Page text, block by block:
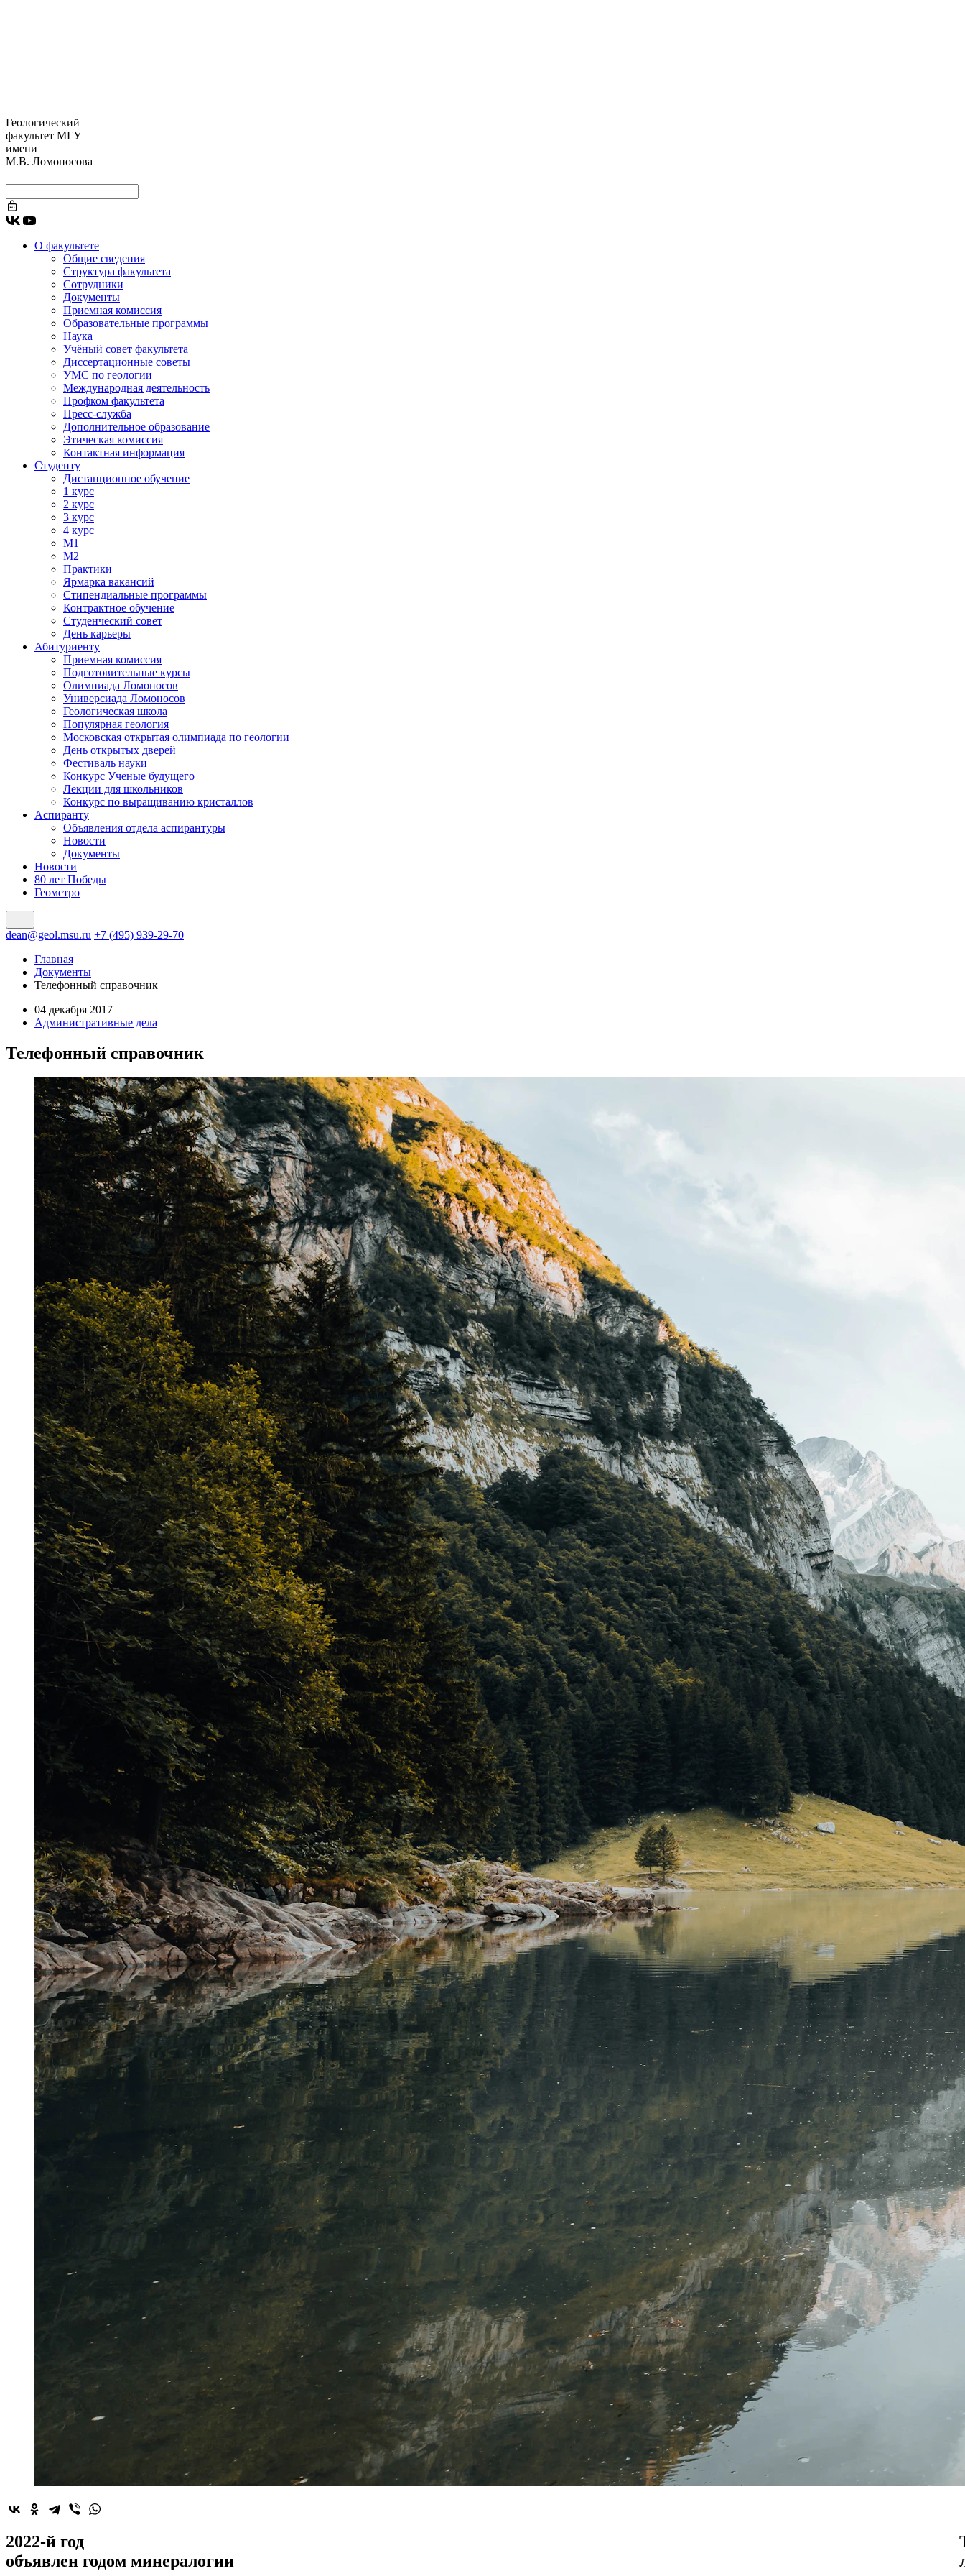
Геологический
факультет МГУ
имени
М.В. Ломоносова
О факультете
Общие сведения
Структура факультета
Сотрудники
Документы
Приемная комиссия
Образовательные программы
Наука
Учёный совет факультета
Диссертационные советы
УМС по геологии
Международная деятельность
Профком факультета
Пресс-служба
Дополнительное образование
Этическая комиссия
Контактная информация
Студенту
Дистанционное обучение
1 курс
2 курс
3 курс
4 курс
М1
М2
Практики
Ярмарка вакансий
Стипендиальные программы
Контрактное обучение
Студенческий совет
День карьеры
Абитуриенту
Приемная комиссия
Подготовительные курсы
Олимпиада Ломоносов
Универсиада Ломоносов
Геологическая школа
Популярная геология
Московская открытая олимпиада по геологии
День открытых дверей
Фестиваль науки
Конкурс Ученые будущего
Лекции для школьников
Конкурс по выращиванию кристаллов
Аспиранту
Объявления отдела аспирантуры
Новости
Документы
Новости
80 лет Победы
Геометро
dean@geol.msu.ru +7 (495) 939-29-70
Главная
Документы
Телефонный справочник
04 декабря 2017
Административные дела
Телефонный справочник
2022-й год
объявлен годом минералогии